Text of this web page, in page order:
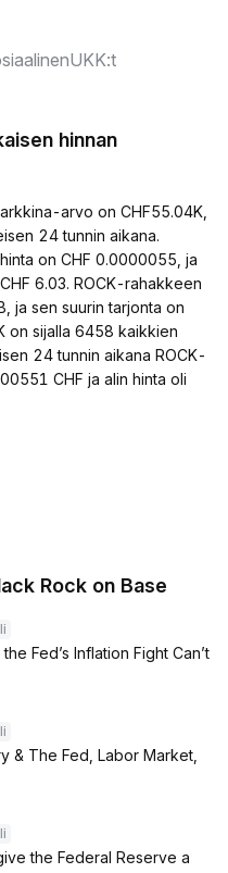
UKK:t
hinnan
arvo on CHF55.04K,
24 tunnin aikana.
on CHF 0.0000055, ja
6.03. ROCK-rahakkeen
ja sen suurin tarjonta on
on sijalla 6458 kaikkien
24 tunnin aikana ROCK-
CHF ja alin hinta oli
Rock on Base
Fed’s Inflation Fight Can’t
& The Fed, Labor Market,
the Federal Reserve a